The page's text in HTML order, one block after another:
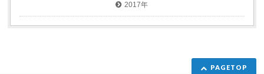
2017年
PAGETOP